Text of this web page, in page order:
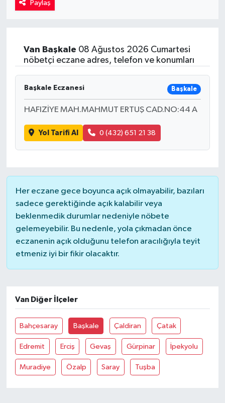
Paylaş
Van Başkale 08 Ağustos 2026 Cumartesi
nöbetçi eczane adres, telefon ve konumları
Başkale Eczanesi Başkale
HAFIZİYE MAH.MAHMUT ERTUŞ CAD.NO:44 A
Yol Tarifi Al 0 (432) 651 21 38
Her eczane gece boyunca açık olmayabilir, bazıları
sadece gerektiğinde açık kalabilir veya
beklenmedik durumlar nedeniyle nöbete
gelemeyebilir. Bu nedenle, yola çıkmadan önce
eczanenin açık olduğunu telefon aracılığıyla teyit
etmeniz iyi bir fikir olacaktır.
Van Diğer İlçeler
Bahçesaray Başkale Çaldiran Çatak
Edremit Erciş Gevaş Gürpinar İpekyolu
Muradiye Özalp Saray Tuşba
Yaşam